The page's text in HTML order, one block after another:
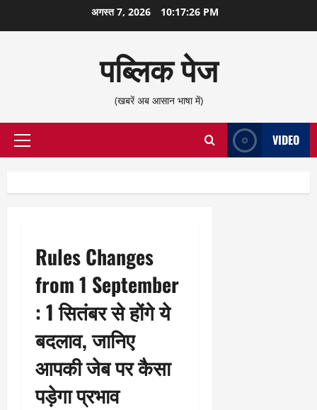
सामग्री
अगस्त 7, 2026 10:17:26 PM
पब्लिक पेज
(खबरें अब आसान भाषा में)
प्राथमिक
VIDEO
Rules Changes
from 1 September
: 1 सितंबर से होंगे ये
बदलाव, जानिए
आपकी जेब पर कैसा
पड़ेगा प्रभाव